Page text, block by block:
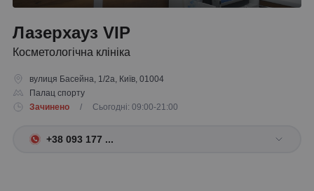
Лазерхауз VIP
Косметологічна клініка
вулиця Басейна, 1/2а, Київ, 01004
Палац спорту
Зачинено
/ Сьогодні: 09:00-21:00
+38 093 177 ...